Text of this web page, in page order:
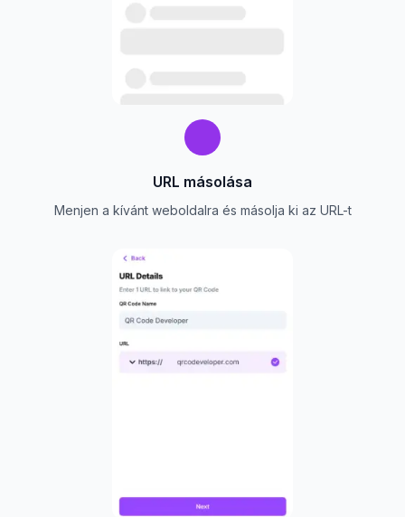
URL másolása
Menjen a kívánt weboldalra és másolja ki az URL-t